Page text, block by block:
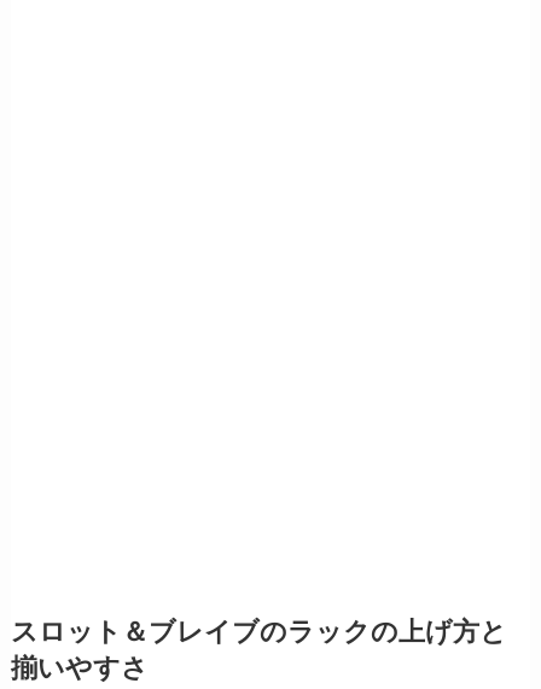
スロット＆ブレイブのラックの上げ方と
揃いやすさ